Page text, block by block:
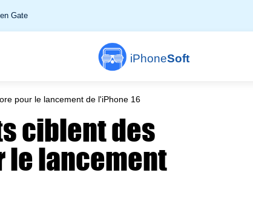
Gate
iPhoneSoft
pour le lancement de l'iPhone 16
ciblent des
le lancement